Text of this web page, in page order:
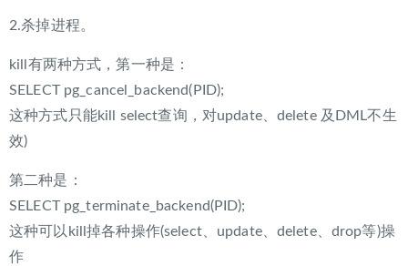
2.杀掉进程。
kill有两种方式，第一种是：
SELECT pg_cancel_backend(PID);
这种方式只能kill select查询，对update、delete 及DML不生
效)
第二种是：
SELECT pg_terminate_backend(PID);
这种可以kill掉各种操作(select、update、delete、drop等)操
作